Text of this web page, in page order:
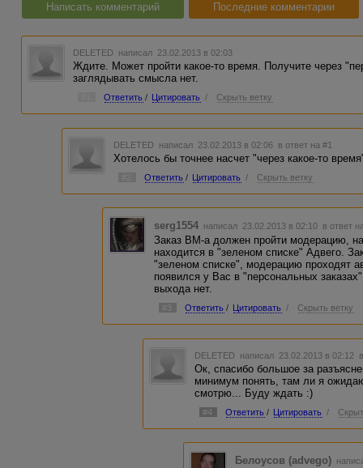
Написать комментарий Последние комментарии
DELETED написал 23.02.2013 в 02:03
Ждите. Может пройти какое-то время. Получите через
заглядывать смысла нет.
Ответить / Цитировать / Скрыть ветку
DELETED написал 23.02.2013 в 02:06 в ответ на #1
Хотелось бы точнее насчет "через какое-то
Ответить / Цитировать / Скрыть ветку
serg1554 написал 23.02.2013 в 02:10 в ответ
Заказ ВМ-а должен пройти модерацию,
находится в "зеленом списке" Адвего.
"зеленом списке", модерацию проходят
появился у Вас в "персональных
выхода нет.
#3 Ответить / Цитировать / Скрыть ветку
DELETED написал 23.02.2013 в 02:12
Ок, спасибо большое за
минимум понять, там ли я
смотрю... Буду ждать :)
#4 Ответить / Цитировать /
Белоусов (advego)